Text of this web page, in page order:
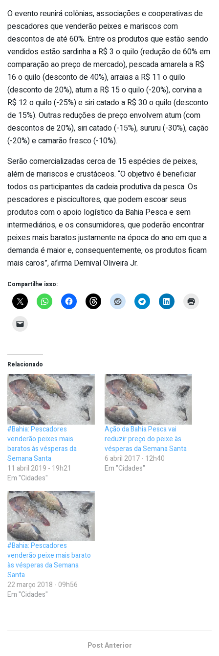
O evento reunirá colônias, associações e cooperativas de
pescadores que venderão peixes e mariscos com
descontos de até 60%. Entre os produtos que estão sendo
vendidos estão sardinha a R$ 3 o quilo (redução de 60% em
comparação ao preço de mercado), pescada amarela a R$
16 o quilo (desconto de 40%), arraias a R$ 11 o quilo
(desconto de 20%), atum a R$ 15 o quilo (-20%), corvina a
R$ 12 o quilo (-25%) e siri catado a R$ 30 o quilo (desconto
de 15%). Outras reduções de preço envolvem atum (com
descontos de 20%), siri catado (-15%), sururu (-30%), cação
(-20%) e camarão fresco (-10%).
Serão comercializadas cerca de 15 espécies de peixes,
além de mariscos e crustáceos. “O objetivo é beneficiar
todos os participantes da cadeia produtiva da pesca. Os
pescadores e piscicultores, que podem escoar seus
produtos com o apoio logístico da Bahia Pesca e sem
intermediários, e os consumidores, que poderão encontrar
peixes mais baratos justamente na época do ano em que a
demanda é maior e, consequentemente, os produtos ficam
mais caros”, afirma Dernival Oliveira Jr.
Compartilhe isso:
Relacionado
#Bahia: Pescadores
venderão peixes mais
baratos às vésperas da
Semana Santa
11 abril 2019 - 19h21
Em "Cidades"
Ação da Bahia Pesca vai
reduzir preço do peixe às
vésperas da Semana Santa
6 abril 2017 - 12h40
Em "Cidades"
#Bahia: Pescadores
venderão peixe mais barato
às vésperas da Semana
Santa
22 março 2018 - 09h56
Em "Cidades"
Post Anterior